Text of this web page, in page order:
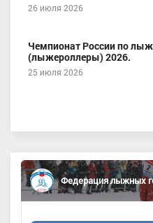
26 июля 2026
Чемпионат России по
(лыжероллеры) 2026.
25 июля 2026
Федерация лыжных